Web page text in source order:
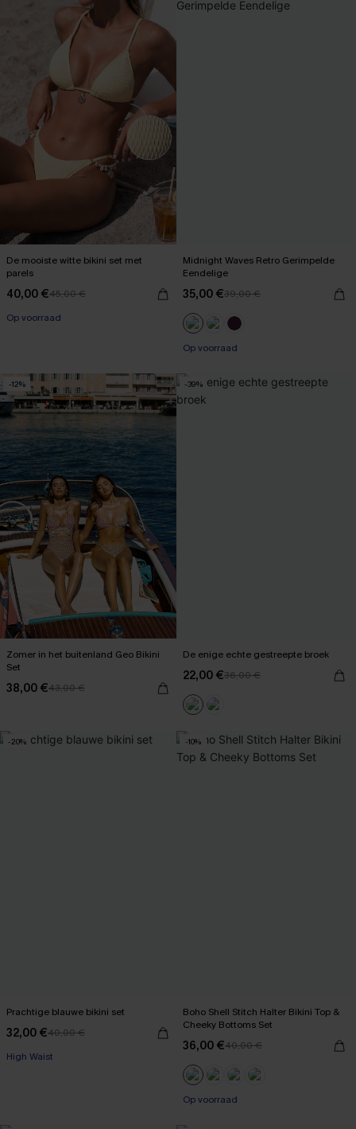
De mooiste witte bikini set met
parels
40,00 €45,00 €
Op voorraad
Midnight Waves Retro Gerimpelde
Eendelige
35,00 €39,00 €
【AG18】2 met 10% korting
Op voorraad
-12%
Zomer in het buitenland Geo Bikini
Set
38,00 €43,00 €
-39%
De enige echte gestreepte broek
22,00 €36,00 €
-20%
Prachtige blauwe bikini set
32,00 €40,00 €
High Waist
-10%
Boho Shell Stitch Halter Bikini Top &
Cheeky Bottoms Set
36,00 €40,00 €
Op voorraad